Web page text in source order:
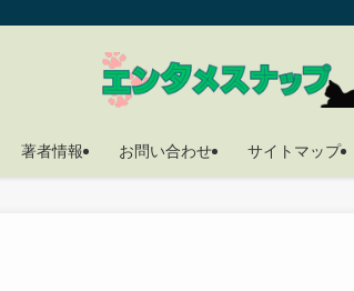
著者情報 お問い合わせ サイトマップ